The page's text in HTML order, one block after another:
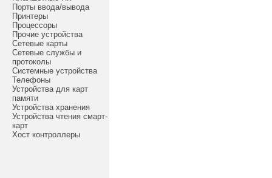
Порты ввода/вывода
Принтеры
Процессоры
Прочие устройства
Сетевые карты
Сетевые службы и
протоколы
Системные устройства
Телефоны
Устройства для карт
памяти
Устройства хранения
Устройства чтения смарт-
карт
Хост контроллеры